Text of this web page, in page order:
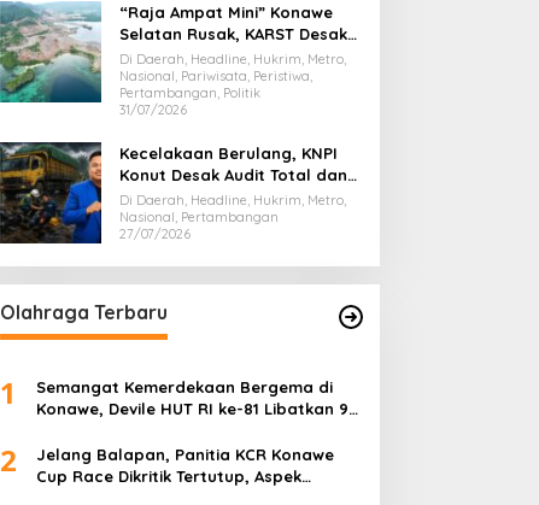
“Raja Ampat Mini” Konawe
Selatan Rusak, KARST Desak
Gubernur Evaluasi Total
Dispar Sultra
Di Daerah, Headline, Hukrim, Metro,
Nasional, Pariwisata, Peristiwa,
Pertambangan, Politik
31/07/2026
Kecelakaan Berulang, KNPI
Konut Desak Audit Total dan
Hentikan Hauling PT SPL
Di Daerah, Headline, Hukrim, Metro,
Nasional, Pertambangan
27/07/2026
Olahraga Terbaru
1
Semangat Kemerdekaan Bergema di
Konawe, Devile HUT RI ke-81 Libatkan 98
2
Jelang Balapan, Panitia KCR Konawe
Cup Race Dikritik Tertutup, Aspek